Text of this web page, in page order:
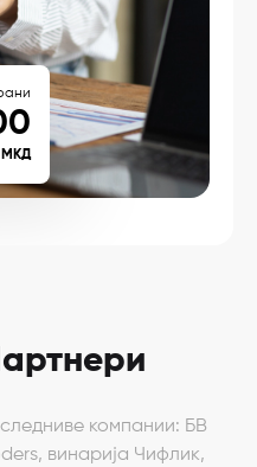
МКД
компании: БВ
винарија Чифлик,